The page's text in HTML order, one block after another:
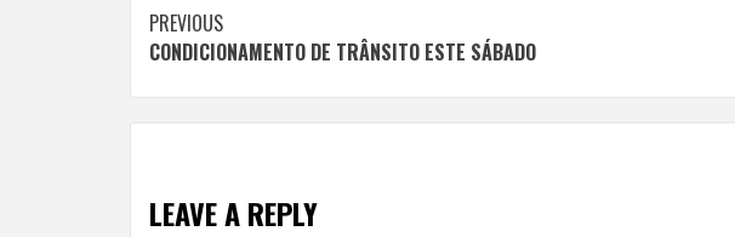
Continue
Reading
PREVIOUS
CONDICIONAMENTO DE TRÂNSITO ESTE SÁBADO
LEAVE A REPLY